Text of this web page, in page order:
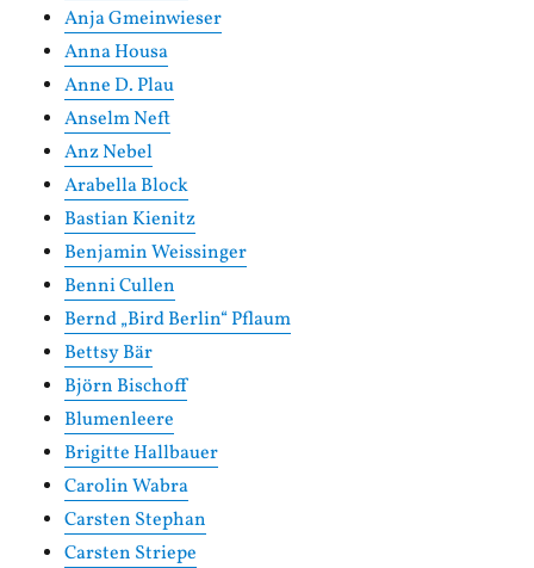
Anja Gmeinwieser
Anna Housa
Anne D. Plau
Anselm Neft
Anz Nebel
Arabella Block
Bastian Kienitz
Benjamin Weissinger
Benni Cullen
Bernd „Bird Berlin“ Pflaum
Bettsy Bär
Björn Bischoff
Blumenleere
Brigitte Hallbauer
Carolin Wabra
Carsten Stephan
Carsten Striepe